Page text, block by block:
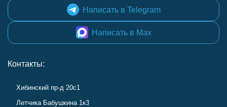
Написать в Telegram
Написать в Max
Контакты:
Хибинский пр-д 20с1
Летчика Бабушкина 1к3